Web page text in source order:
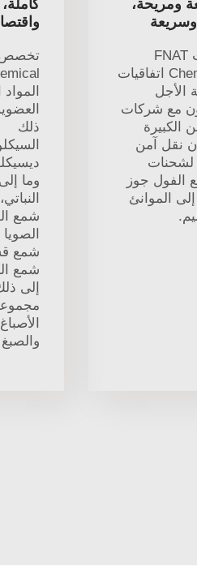
ومريحة،
وسريعة
وقعت FNAT
Chemical اتفاقيات
الأجل
مع شركات
الكبيرة
نقل آمن
لشحنات
الفول جوز
إلى الموانئ
المواد
ذلك
وما
شمع
شمع
شمع
إلى
والصبغ